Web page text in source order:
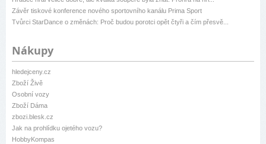
Závěr tiskové konference nového sportovního kanálu Prima Sport
Tvůrci StarDance o změnách: Proč budou porotci opět čtyři a čím přesvě...
Nákupy
hledejceny.cz
Zboží Živě
Osobní vozy
Zboží Dáma
zbozi.blesk.cz
Jak na prohlídku ojetého vozu?
HobbyKompas